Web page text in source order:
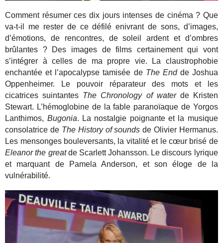
Comment résumer ces dix jours intenses de cinéma ? Que
va-t-il me rester de ce défilé enivrant de sons, d’images,
d’émotions, de rencontres, de soleil ardent et d’ombres
brûlantes ? Des images de films certainement qui vont
s’intégrer à celles de ma propre vie. La claustrophobie
enchantée et l’apocalypse tamisée de The End de Joshua
Oppenheimer. Le pouvoir réparateur des mots et les
cicatrices suintantes The Chronology of waterde Kristen
Stewart. L’hémoglobine de la fable paranoïaque de Yorgos
Lanthimos, Bugonia. La nostalgie poignante et la musique
consolatrice de The History of sounds de Olivier Hermanus.
Les mensonges bouleversants, la vitalité et le cœur brisé de
Eleanor the greatde Scarlett Johansson. Le discours lyrique
et marquant de Pamela Anderson, et son éloge de la
vulnérabilité.